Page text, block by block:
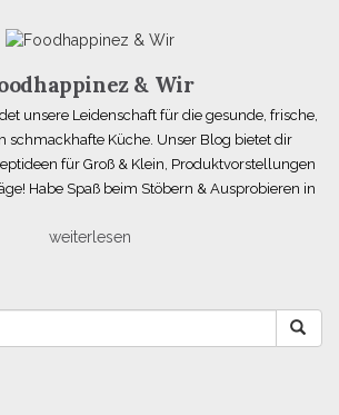
& Wir
unsere Leidenschaft für die gesunde, frische,
schmackhafte Küche. Unser Blog bietet dir
für Groß & Klein, Produktvorstellungen
Habe Spaß beim Stöbern & Ausprobieren in
weiterlesen